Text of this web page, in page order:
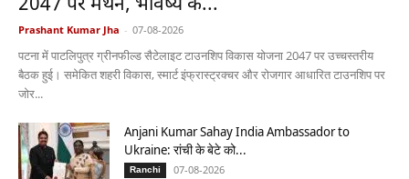
2047 पर मंथन, भविष्य के...
Prashant Kumar Jha - 07-08-2026
पटना में पाटलिपुत्र ग्रीनफील्ड सैटेलाइट टाउनशिप विकास योजना 2047 पर उच्चस्तरीय
बैठक हुई। समेकित शहरी विकास, स्मार्ट इंफ्रास्ट्रक्चर और रोजगार आधारित टाउनशिप पर
जोर...
Anjani Kumar Sahay India Ambassador to
Ukraine: रांची के बेटे को...
Ranchi 07-08-2026